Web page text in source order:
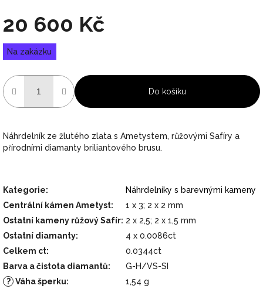
20 600 Kč
Měrná
cena:
Na zakázku
Do košíku
Náhrdelník ze žlutého zlata s Ametystem, růžovými Safíry a
přírodními diamanty briliantového brusu.
Kategorie:
Náhrdelníky s barevnými kameny
Centrální kámen Ametyst:
1 x 3; 2 x 2 mm
Ostatní kameny růžový Safír: 2 x 2,5; 2 x 1,5 mm
Ostatní diamanty:
4 x 0.0086ct
Celkem ct:
0.0344ct
Barva a čistota diamantů:
G-H/VS-SI
? Váha šperku:
1,54 g